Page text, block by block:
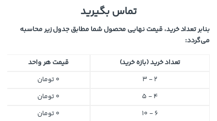
تماس بگیرید
بنابر تعداد خرید، قیمت نهایی محصول شما مطابق جدول زیر محاسبه
می‌گردد:
تعداد خرید (بازه خرید)
قیمت هر واحد
2 - 3
0تومان
4 - 5
0تومان
6 - 10
0تومان